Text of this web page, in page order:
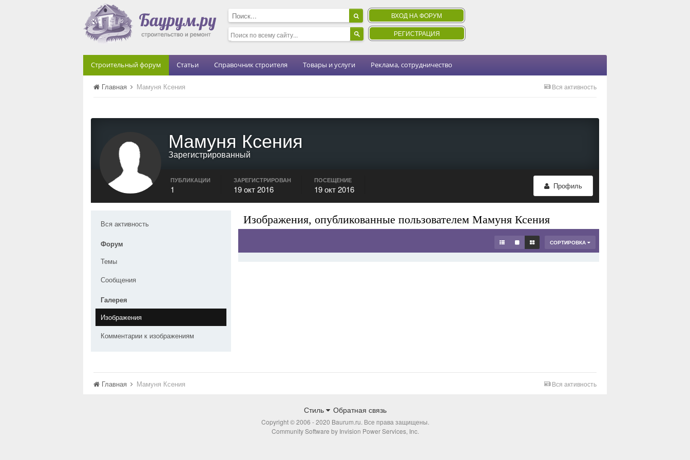
ВХОД НА ФОРУМ
РЕГИСТРАЦИЯ
Строительный форум Статьи Справочник строителя Товары и услуги Реклама, сотрудничество
Вся активность
Главная Мамуня Ксения
Мамуня Ксения
Зарегистрированный
Профиль
ПУБЛИКАЦИИ
1
ЗАРЕГИСТРИРОВАН
19 окт 2016
ПОСЕЩЕНИЕ
19 окт 2016
Вся активность
Форум
Темы
Сообщения
Галерея
Изображения
Комментарии к изображениям
Изображения, опубликованные пользователем Мамуня Ксения
СОРТИРОВКА
Вся активность
Главная Мамуня Ксения
Стиль Обратная связь
Copyright © 2006 - 2020 Baurum.ru. Все права защищены.
Community Software by Invision Power Services, Inc.